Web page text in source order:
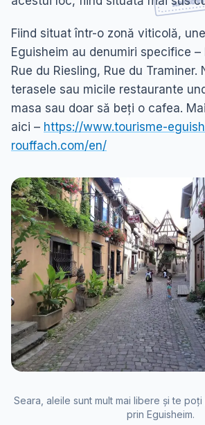
Fiind situat într-o zonă viticolă,
Eguisheim au denumiri specifice –
Rue du Riesling, Rue du Traminer.
terasele sau micile restaurante
masa sau doar să beți o cafea.
aici – https://www.tourisme-
rouffach.com/en/
Seara, aleile sunt mult mai libere și te
prin Eguisheim.